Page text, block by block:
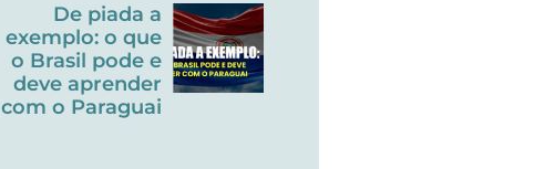
De piada a
exemplo: o que
o Brasil pode e
deve aprender
com o Paraguai